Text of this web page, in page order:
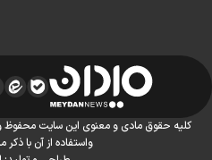
کلیه حقوق مادی و معنوی این سایت محفوظ و
واستفاده از آن با ذکر